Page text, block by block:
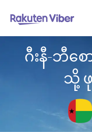
ဂီးနီ-ဘီစ
သို့